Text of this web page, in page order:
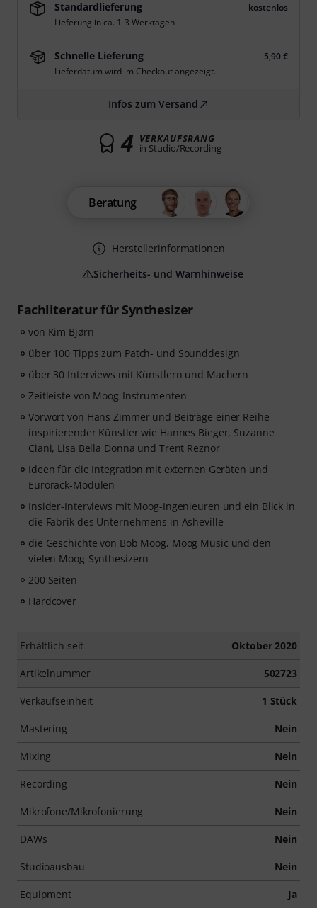
Fachliteratur für Synthesizer
von Kim Bjørn
über 100 Tipps zum Patch- und Sounddesign
über 30 Interviews mit Künstlern und Machern
Zeitleiste von Moog-Instrumenten
Vorwort von Hans Zimmer und Beiträge einer Reihe
inspirierender Künstler wie Hannes Bieger, Suzanne
Ciani, Lisa Bella Donna und Trent Reznor
Ideen für die Integration mit externen Geräten und
Eurorack-Modulen
Insider-Interviews mit Moog-Ingenieuren und ein Blick in
die Fabrik des Unternehmens in Asheville
die Geschichte von Bob Moog, Moog Music und den
vielen Moog-Synthesizern
200 Seiten
Hardcover
Erhältlich seit Oktober 2020
Artikelnummer 502723
Verkaufseinheit 1 Stück
Mastering Nein
Mixing Nein
Recording Nein
Mikrofone/Mikrofonierung Nein
DAWs Nein
Studioausbau Nein
Equipment Ja
Standardlieferung
kostenlos
Lieferung in ca. 1-3 Werktagen
Schnelle Lieferung
5,90 €
Lieferdatum wird im Checkout angezeigt.
Infos zum Versand
4 VERKAUFSRANG
in Studio/Recording
Beratung
Herstellerinformationen
Sicherheits- und Warnhinweise